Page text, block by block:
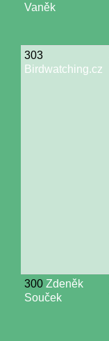
Vaněk
303
Birdwatching.cz
300 Zdeněk
Souček